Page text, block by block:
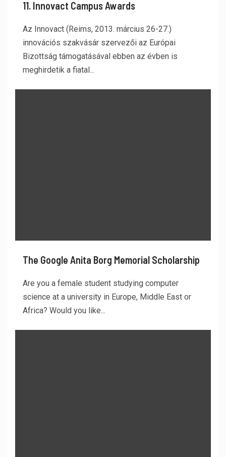
11. Innovact Campus Awards
Az Innovact (Reims, 2013. március 26-27.)
innovációs szakvásár szervezői az Európai
Bizottság támogatásával ebben az évben is
meghirdetik a fiatal...
The Google Anita Borg Memorial Scholarship
Are you a female student studying computer
science at a university in Europe, Middle East or
Africa? Would you like...